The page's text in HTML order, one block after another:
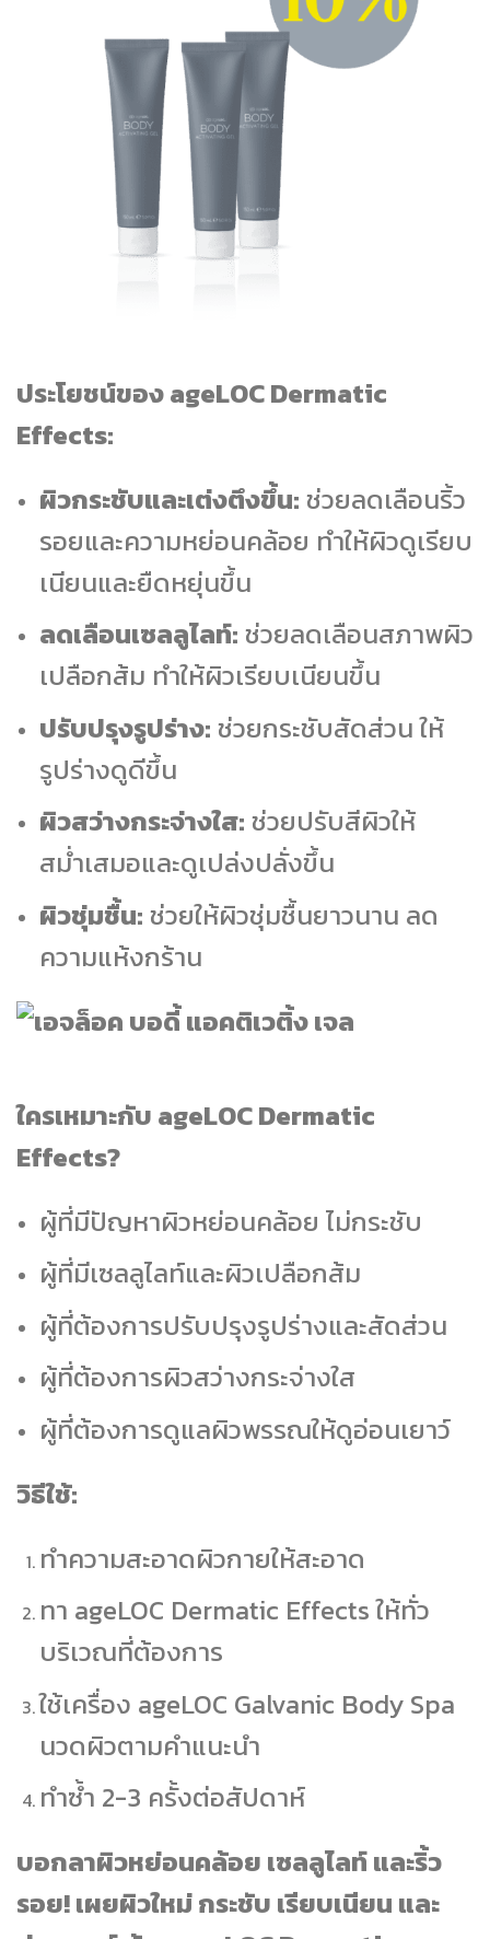
ประโยชน์ของ ageLOC Dermatic
Effects:
ผิวกระชับและเต่งตึงขึ้น: ช่วยลดเลือนริ้ว
รอยและความหย่อนคล้อย ทำให้ผิวดูเรียบ
เนียนและยืดหยุ่นขึ้น
ลดเลือนเซลลูไลท์: ช่วยลดเลือนสภาพผิว
เปลือกส้ม ทำให้ผิวเรียบเนียนขึ้น
ปรับปรุงรูปร่าง: ช่วยกระชับสัดส่วน ให้
รูปร่างดูดีขึ้น
ผิวสว่างกระจ่างใส: ช่วยปรับสีผิวให้
สม่ำเสมอและดูเปล่งปลั่งขึ้น
ผิวชุ่มชื้น: ช่วยให้ผิวชุ่มชื้นยาวนาน ลด
ความแห้งกร้าน
ใครเหมาะกับ ageLOC Dermatic
Effects?
ผู้ที่มีปัญหาผิวหย่อนคล้อย ไม่กระชับ
ผู้ที่มีเซลลูไลท์และผิวเปลือกส้ม
ผู้ที่ต้องการปรับปรุงรูปร่างและสัดส่วน
ผู้ที่ต้องการผิวสว่างกระจ่างใส
ผู้ที่ต้องการดูแลผิวพรรณให้ดูอ่อนเยาว์
วิธีใช้:
ทำความสะอาดผิวกายให้สะอาด
ทา ageLOC Dermatic Effects ให้ทั่ว
บริเวณที่ต้องการ
ใช้เครื่อง ageLOC Galvanic Body Spa
นวดผิวตามคำแนะนำ
ทำซ้ำ 2-3 ครั้งต่อสัปดาห์
บอกลาผิวหย่อนคล้อย เซลลูไลท์ และริ้ว
รอย! เผยผิวใหม่ กระชับ เรียบเนียน และ